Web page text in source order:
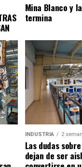
Mina Blanco y
termina
INDUSTRIA 2
Las dudas
dejan de ser